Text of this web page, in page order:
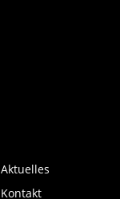
Aktuelles
Kontakt